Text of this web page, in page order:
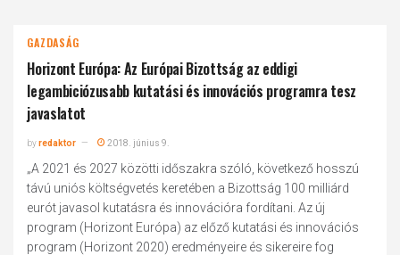
GAZDASÁG
Horizont Európa: Az Európai Bizottság az eddigi
legambiciózusabb kutatási és innovációs programra tesz
javaslatot
byredaktor 2018. június 9.
„A 2021 és 2027 közötti időszakra szóló, következő hosszú
távú uniós költségvetés keretében a Bizottság 100 milliárd
eurót javasol kutatásra és innovációra fordítani. Az új
program (Horizont Európa) az előző kutatási és innovációs
program (Horizont 2020) eredményeire és sikereire fog